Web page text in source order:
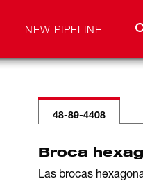
NEW PIPELINE
48-89-4408
Broca
Las brocas